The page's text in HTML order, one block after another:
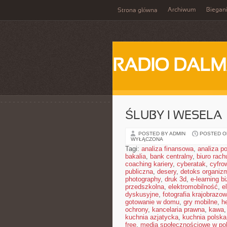
Strona główna Archiwum
RADIO
ŚLUBY I WESELA
POSTED BY ADMIN POSTED
WYŁĄCZONA
Tagi: analiza finansowa, analiza
bakalia, bank centralny, biuro
coaching kariery, cyberatak,
publiczna, desery, detoks
photography, druk 3d, e-learning
przedszkolna, elektromobilność,
dyskusyjne, fotografia
gotowanie w domu, gry mobilne,
ochrony, kancelaria prawna, kawa,
kuchnia azjatycka, kuchnia polska
free, media społecznościowe w